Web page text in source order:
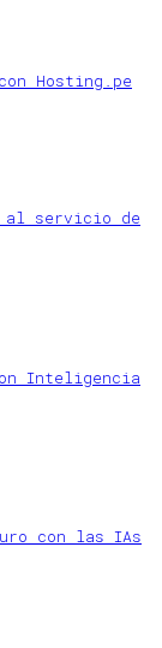
Hosting.pe
al servicio de
Inteligencia
con las IAs